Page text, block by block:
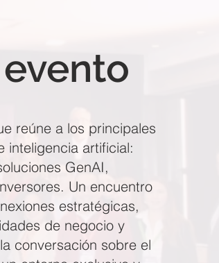
reúne a los principales
inteligencia artificial:
GenAI,
Un encuentro
estratégicas,
de negocio y
conversación sobre el